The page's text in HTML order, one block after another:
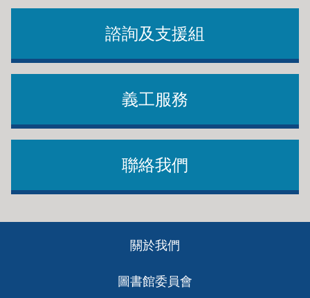
諮詢及支援組
義工服務
聯絡我們
關於我們
圖書館委員會